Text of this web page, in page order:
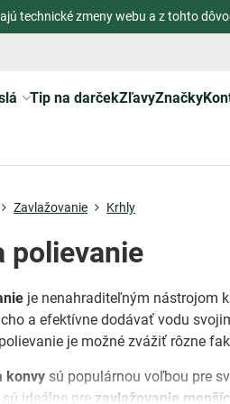
technické zmeny webu a z tohto
Tip na darčekZľavyZnačky
Zavlažovanie Krhly
polievanie
je nenahraditeľným nástrojom
a efektívne dodávať vodu
je možné zvážiť rôzne
konvy sú populárnou voľbou pre
ideálne pre zavlažovanie